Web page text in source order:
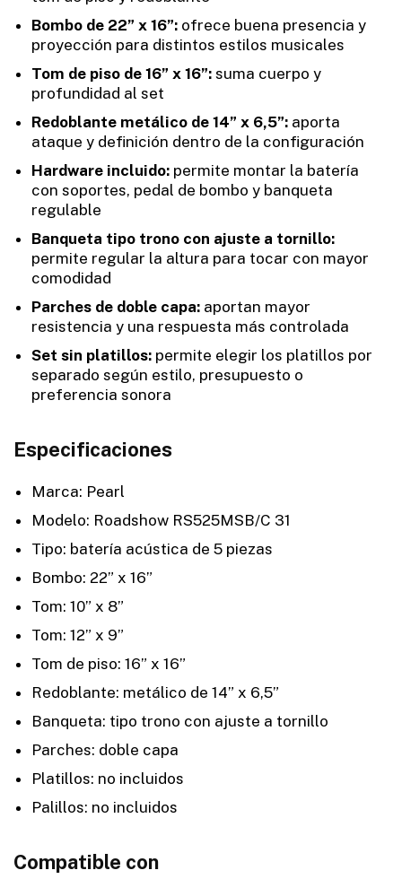
Bombo de 22” x 16”: ofrece buena presencia y
proyección para distintos estilos musicales
Tom de piso de 16” x 16”: suma cuerpo y
profundidad al set
Redoblante metálico de 14” x 6,5”: aporta
ataque y definición dentro de la configuración
Hardware incluido: permite montar la batería
con soportes, pedal de bombo y banqueta
regulable
Banqueta tipo trono con ajuste a tornillo:
permite regular la altura para tocar con mayor
comodidad
Parches de doble capa: aportan mayor
resistencia y una respuesta más controlada
Set sin platillos: permite elegir los platillos por
separado según estilo, presupuesto o
preferencia sonora
Especificaciones
Marca: Pearl
Modelo: Roadshow RS525MSB/C 31
Tipo: batería acústica de 5 piezas
Bombo: 22” x 16”
Tom: 10” x 8”
Tom: 12” x 9”
Tom de piso: 16” x 16”
Redoblante: metálico de 14” x 6,5”
Banqueta: tipo trono con ajuste a tornillo
Parches: doble capa
Platillos: no incluidos
Palillos: no incluidos
Compatible con